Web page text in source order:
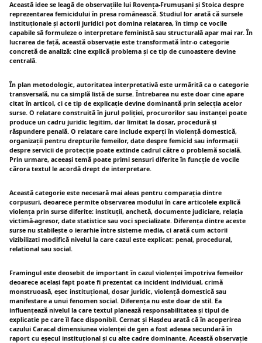
Această idee se leagă de observațiile lui Rovența-Frumușani și Stoica despre
reprezentarea femicidului în presa românească. Studiul lor arată că sursele
instituționale și actorii juridici pot domina relatarea, în timp ce vocile
capabile să formuleze o interpretare feministă sau structurală apar mai rar. În
lucrarea de față, această observație este transformată într-o categorie
concretă de analiză: cine explică problema și ce tip de cunoastere devine
centrală.
În plan metodologic, autoritatea interpretativă este urmărită ca o categorie
transversală, nu ca simplă listă de surse. Întrebarea nu este doar cine apare
citat în articol, ci ce tip de explicație devine dominantă prin selecția acelor
surse. O relatare construită în jurul poliției, procurorilor sau instanței poate
produce un cadru juridic legitim, dar limitat la dosar, procedură și
răspundere penală. O relatare care include experți în violență domestică,
organizații pentru drepturile femeilor, date despre femicid sau informații
despre servicii de protecție poate extinde cadrul către o problemă socială.
Prin urmare, aceeași temă poate primi sensuri diferite în funcție de vocile
cărora textul le acordă drept de interpretare.
Această categorie este necesară mai aleas pentru comparația dintre
corpusuri, deoarece permite observarea modului în care articolele explică
violența prin surse diferite: instituții, anchetă, documente judiciare, relația
victimă-agresor, date statistice sau voci specializate. Diferența dintre aceste
surse nu stabilește o ierarhie între sisteme media, ci arată cum actorii
vizibilizati modifică nivelul la care cazul este explicat: penal, procedural,
relational sau social.
Framingul este deosebit de important în cazul violenței împotriva femeilor
deoarece același fapt poate fi prezentat ca incident individual, crimă
monstruoasă, eșec instituțional, dosar juridic, violență domestică sau
manifestare a unui fenomen social. Diferența nu este doar de stil. Ea
influențează nivelul la care textul planează responsabilitatea și tipul de
explicatie pe care îl face disponibil. Cernat și Hașdeu arată că în acoperirea
cazului Caracal dimensiunea violenței de gen a fost adesea secundară în
raport cu eșecul instituțional și cu alte cadre dominante. Această observație